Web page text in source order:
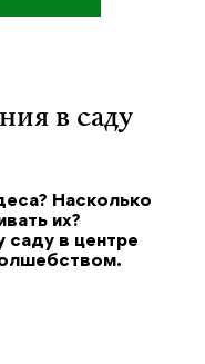
в саду
Насколько
их?
саду в центре